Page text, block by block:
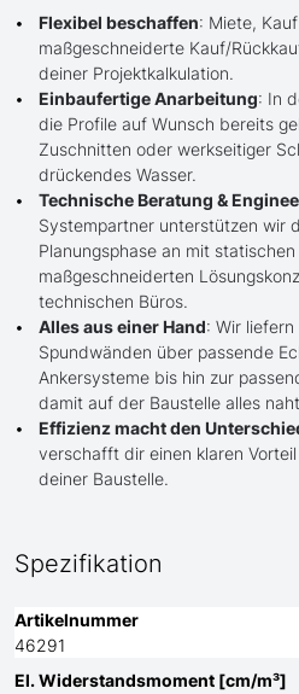
Flexibel beschaffen: Miete,
maßgeschneiderte Kauf/
deiner Projektkalkulation.
Einbaufertige Anarbeitung: In
die Profile auf Wunsch bereits
Zuschnitten oder werkseitiger
drückendes Wasser.
Technische Beratung &
Systempartner unterstützen wir
Planungsphase an mit
maßgeschneiderten
technischen Büros.
Alles aus einer Hand: Wir
Spundwänden über passende
Ankersysteme bis hin zur
damit auf der Baustelle alles
Effizienz macht den
verschafft dir einen klaren
deiner Baustelle.
Spezifikation
Artikelnummer
46291
El. Widerstandsmoment [cm/m³]